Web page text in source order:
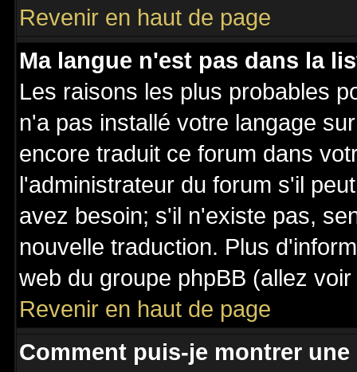
Revenir en haut de page
Ma langue n'est pas dans la
Les raisons les plus probables
n'a pas installé votre langage
encore traduit ce forum dans
l'administrateur du forum s'il
avez besoin; s'il n'existe pas,
nouvelle traduction. Plus
web du groupe phpBB (allez
Revenir en haut de page
Comment puis-je montrer